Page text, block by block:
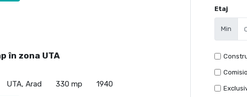
în zona UTA
UTA, Arad 330 mp 1940
Etaj
Min